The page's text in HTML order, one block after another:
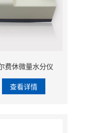
费休微量水分仪
查看详情